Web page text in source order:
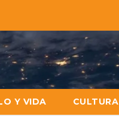
Y VIDA CULTURA